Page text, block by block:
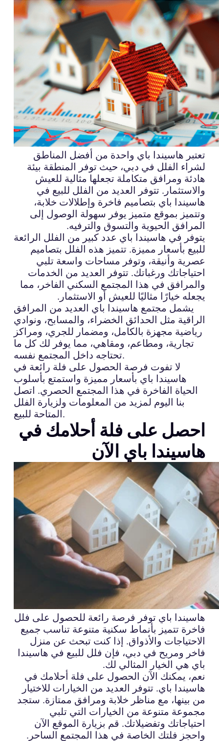
تعتبر هاسيندا باي واحدة من أفضل المناطق
لشراء الفلل في دبي، حيث توفر المنطقة بيئة
هادئة ومرافق متكاملة تجعلها مثالية للعيش
والاستثمار. تتوفر العديد من الفلل للبيع في
هاسيندا باي بتصاميم فاخرة وإطلالات خلابة،
وتتميز بموقع متميز يوفر سهولة الوصول إلى
المرافق الحيوية والتسوق والترفيه.
يتوفر في هاسيندا باي عدد كبير من الفلل الرائعة
للبيع بأسعار مميزة. تتميز هذه الفلل بتصاميم
عصرية وأنيقة، وتوفر مساحات واسعة تلبي
احتياجاتك ورغباتك. تتوفر العديد من الخدمات
والمرافق في هذا المجتمع السكني الفاخر، مما
يجعله خيارًا مثاليًا للعيش أو الاستثمار.
يشمل مجتمع هاسيندا باي العديد من المرافق
الراقية مثل الحدائق الخضراء، والمسابح، ونوادي
رياضية مجهزة بالكامل، ومضمار للجري، ومراكز
تجارية، ومطاعم، ومقاهي، مما يوفر لك كل ما
تحتاجه داخل المجتمع نفسه.
لا تفوت فرصة الحصول على فلة رائعة في
هاسيندا باي بأسعار مميزة واستمتع بأسلوب
الحياة الفاخرة في هذا المجتمع الحصري. اتصل
بنا اليوم لمزيد من المعلومات ولزيارة الفلل
المتاحة للبيع.
احصل على فلة أحلامك في
هاسيندا باي الآن
هاسيندا باي توفر فرصة رائعة للحصول على فلل
فاخرة تتميز بأنماط سكنية متنوعة تناسب جميع
الاحتياجات والأذواق. إذا كنت تبحث عن منزل
فاخر ومريح في دبي، فإن فلل للبيع في هاسيندا
باي هي الخيار المثالي لك.
نعم، يمكنك الآن الحصول على فلة أحلامك في
هاسيندا باي. تتوفر العديد من الخيارات للاختيار
من بينها، مع مناظر خلابة ومرافق ممتازة. ستجد
مجموعة متنوعة من الخيارات التي تلبي
احتياجاتك وتفضيلاتك. قم بزيارة الموقع الآن
واحجز فلتك الخاصة في هذا المجتمع الساحر.